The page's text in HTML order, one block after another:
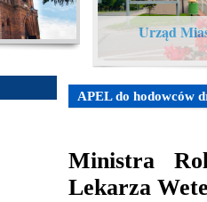
Urząd
APEL do hodowców
Ministra
Lekarza